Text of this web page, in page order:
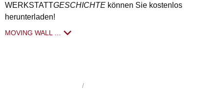
WERKSTATTGESCHICHTE können Sie kostenlos
herunterladen!
MOVING WALL …